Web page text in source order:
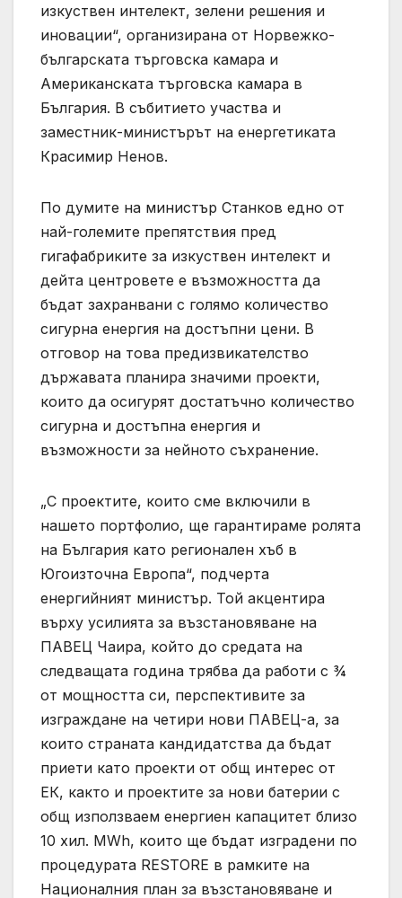
изкуствен интелект, зелени решения и
иновации“, организирана от Норвежко-
българската търговска камара и
Американската търговска камара в
България. В събитието участва и
заместник-министърът на енергетиката
Красимир Ненов.
По думите на министър Станков едно от
най-големите препятствия пред
гигафабриките за изкуствен интелект и
дейта центровете е възможността да
бъдат захранвани с голямо количество
сигурна енергия на достъпни цени. В
отговор на това предизвикателство
държавата планира значими проекти,
които да осигурят достатъчно количество
сигурна и достъпна енергия и
възможности за нейното съхранение.
„С проектите, които сме включили в
нашето портфолио, ще гарантираме ролята
на България като регионален хъб в
Югоизточна Европа“, подчерта
енергийният министър. Той акцентира
върху усилията за възстановяване на
ПАВЕЦ Чаира, който до средата на
следващата година трябва да работи с ¾
от мощността си, перспективите за
изграждане на четири нови ПАВЕЦ-а, за
които страната кандидатства да бъдат
приети като проекти от общ интерес от
ЕК, както и проектите за нови батерии с
общ използваем енергиен капацитет близо
10 хил. MWh, които ще бъдат изградени по
процедурата RESTORE в рамките на
Националния план за възстановяване и